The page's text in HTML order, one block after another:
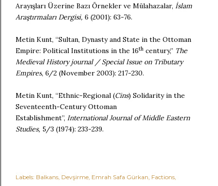
Arayışları Üzerine Bazı Örnekler ve Mülahazalar, İslam
Araştırmaları Dergisi, 6 (2001): 63-76.
Metin Kunt, “Sultan, Dynasty and State in the Ottoman
Empire: Political Institutions in the 16th century,” The
Medieval History journal / Special Issue on Tributary
Empires, 6/2 (November 2003): 217-230.
Metin Kunt, “Ethnic-Regional (Cins) Solidarity in the
Seventeenth-Century Ottoman
Establishment”, International Journal of Middle Eastern
Studies, 5/3 (1974): 233-239.
Labels: Balkans Devşirme Emrah Safa Gürkan Factions